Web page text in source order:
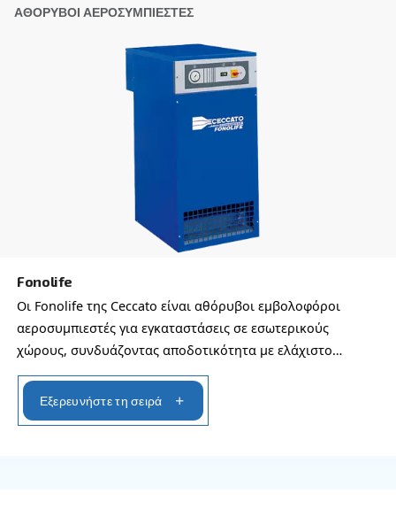
Ανακαλύψτε τους αεροσυμπιεστές Blueline της
όπου η κληρονομιά συναντά το μοντέρνο.
αξιόπιστες και φιλικές προς το περιβάλλον
προσαρμοσμένες στις ανάγκες σας.
Εξερευνήστε τη σειρά